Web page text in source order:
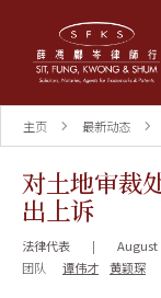
主页 最新动态
对土地审裁
出上诉
法律代表 |
August
团队
谭伟才 黄颖琛